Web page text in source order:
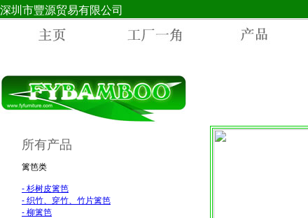
深圳市豐源贸易有限公司
所有产品
篱笆类
- 杉树皮篱笆
- 织竹、穿竹、竹片篱笆
- 柳篱笆